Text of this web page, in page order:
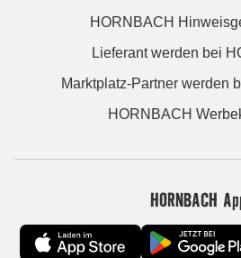
HORNBACH
Lieferant werden bei
Marktplatz-Partner werden
HORNBACH
HORNBACH